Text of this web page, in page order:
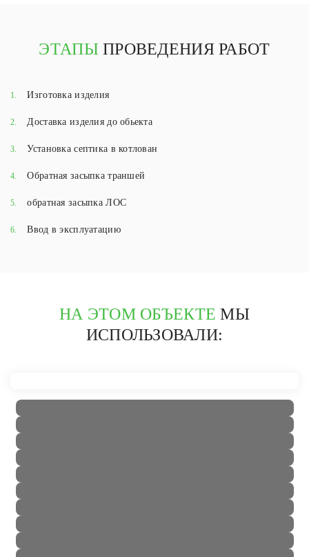
ЭТАПЫПРОВЕДЕНИЯ РАБОТ
1. Изготовка изделия
2. Доставка изделия до обьекта
3. Установка септика в котлован
4. Обратная засыпка траншей
5. обратная засыпка ЛОС
6. Ввод в эксплуатацию
НА ЭТОМ ОБЪЕКТЕ МЫ
ИСПОЛЬЗОВАЛИ: